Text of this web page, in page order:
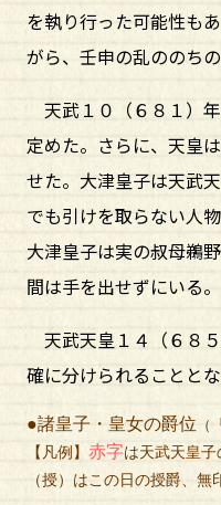
を執り行った可能性も
がら、壬申の乱ののち
天武１０（６８１）
定めた。さらに、天皇
せた。大津皇子は天武
でも引けを取らない人
大津皇子は実の叔母鵜
間は手を出せずにいる。
天武天皇１４（６８
確に分けられることとな
●諸皇子・皇女の爵位 （
【凡例】 赤字は天武天皇子
（授）はこの日の授爵、